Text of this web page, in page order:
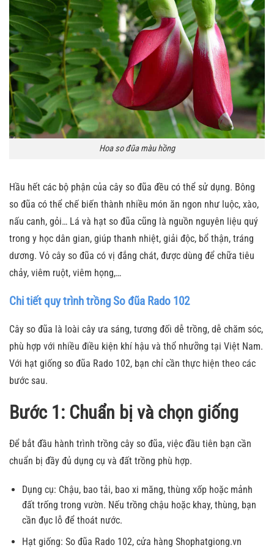
Hoa so đũa màu hồng
Hầu hết các bộ phận của cây so đũa đều có thể sử dụng. Bông
so đũa có thể chế biến thành nhiều món ăn ngon như luộc, xào,
nấu canh, gỏi… Lá và hạt so đũa cũng là nguồn nguyên liệu quý
trong y học dân gian, giúp thanh nhiệt, giải độc, bổ thận, tráng
dương. Vỏ cây so đũa có vị đắng chát, được dùng để chữa tiêu
chảy, viêm ruột, viêm họng,…
Chi tiết quy trình trồng So đũa Rado 102
Cây so đũa là loài cây ưa sáng, tương đối dễ trồng, dễ chăm sóc,
phù hợp với nhiều điều kiện khí hậu và thổ nhưỡng tại Việt Nam.
Với hạt giống so đũa Rado 102, bạn chỉ cần thực hiện theo các
bước sau.
Bước 1: Chuẩn bị và chọn giống
Để bắt đầu hành trình trồng cây so đũa, việc đầu tiên bạn cần
chuẩn bị đầy đủ dụng cụ và đất trồng phù hợp.
Dụng cụ: Chậu, bao tải, bao xi măng, thùng xốp hoặc mảnh
đất trống trong vườn. Nếu trồng chậu hoặc khay, thùng, bạn
cần đục lỗ để thoát nước.
Hạt giống: So đũa Rado 102, cửa hàng Shophatgiong.vn